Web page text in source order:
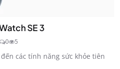
SE 3
0 5
các tính năng sức khỏe tiên